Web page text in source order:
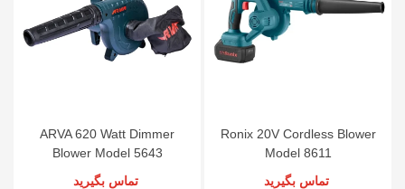
ARVA 620 Watt Dimmer
Blower Model 5643
تماس بگیرید
Ronix 20V Cordless Blower
Model 8611
تماس بگیرید